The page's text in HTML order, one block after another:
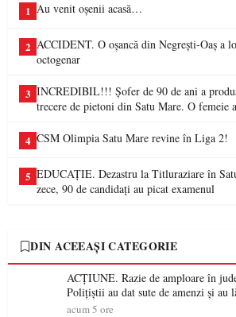
1 Au venit oșenii acasă…
2 ACCIDENT. O oșancă din Negrești-Oaș a
octogenar
3 INCREDIBIL!!! Șofer de 90 de ani a
trecere de pietoni din Satu Mare. O femeie
4 CSM Olimpia Satu Mare revine în Liga 2!
5 EDUCAȚIE. Dezastru la Titluraziare în
zece, 90 de candidați au picat examenul
DIN ACEEAȘI CATEGORIE
ACȚIUNE. Razie de amploare în
Polițiștii au dat sute de amenzi și au
permis într-o singură zi
acum 5 ore